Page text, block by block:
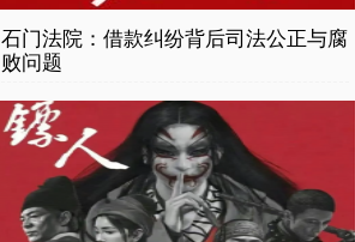
石门法院：借款纠纷背后司法公正与腐
败问题